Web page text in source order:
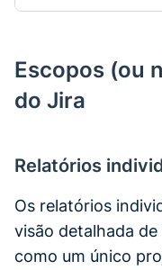
Escopos (ou
do Jira
Relatórios
Os relatórios
visão detalhada
como um único